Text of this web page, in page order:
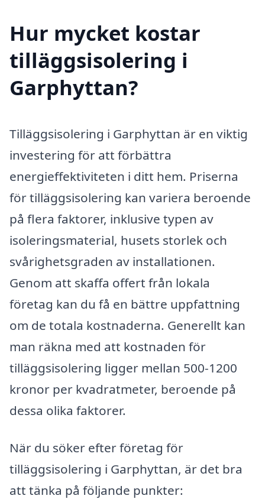
Hur mycket kostar
tilläggsisolering i
Garphyttan?
Tilläggsisolering i Garphyttan är en viktig
investering för att förbättra
energieffektiviteten i ditt hem. Priserna
för tilläggsisolering kan variera beroende
på flera faktorer, inklusive typen av
isoleringsmaterial, husets storlek och
svårighetsgraden av installationen.
Genom att skaffa offert från lokala
företag kan du få en bättre uppfattning
om de totala kostnaderna. Generellt kan
man räkna med att kostnaden för
tilläggsisolering ligger mellan 500-1200
kronor per kvadratmeter, beroende på
dessa olika faktorer.
När du söker efter företag för
tilläggsisolering i Garphyttan, är det bra
att tänka på följande punkter: